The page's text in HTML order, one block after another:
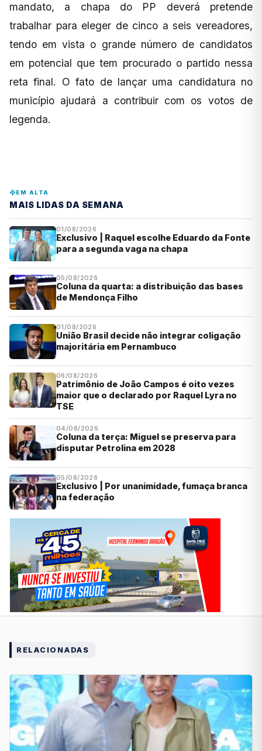
mandato, a chapa do PP deverá pretende
trabalhar para eleger de cinco a seis vereadores,
tendo em vista o grande número de candidatos
em potencial que tem procurado o partido nessa
reta final. O fato de lançar uma candidatura no
município ajudará a contribuir com os votos de
legenda.
EM ALTA
MAIS LIDAS DA SEMANA
01/08/2026
Exclusivo | Raquel escolhe Eduardo da Fonte
para a segunda vaga na chapa
05/08/2026
Coluna da quarta: a distribuição das bases
de Mendonça Filho
01/08/2026
União Brasil decide não integrar coligação
majoritária em Pernambuco
06/08/2026
Patrimônio de João Campos é oito vezes
maior que o declarado por Raquel Lyra no
TSE
04/08/2026
Coluna da terça: Miguel se preserva para
disputar Petrolina em 2028
05/08/2026
Exclusivo | Por unanimidade, fumaça branca
na federação
RELACIONADAS